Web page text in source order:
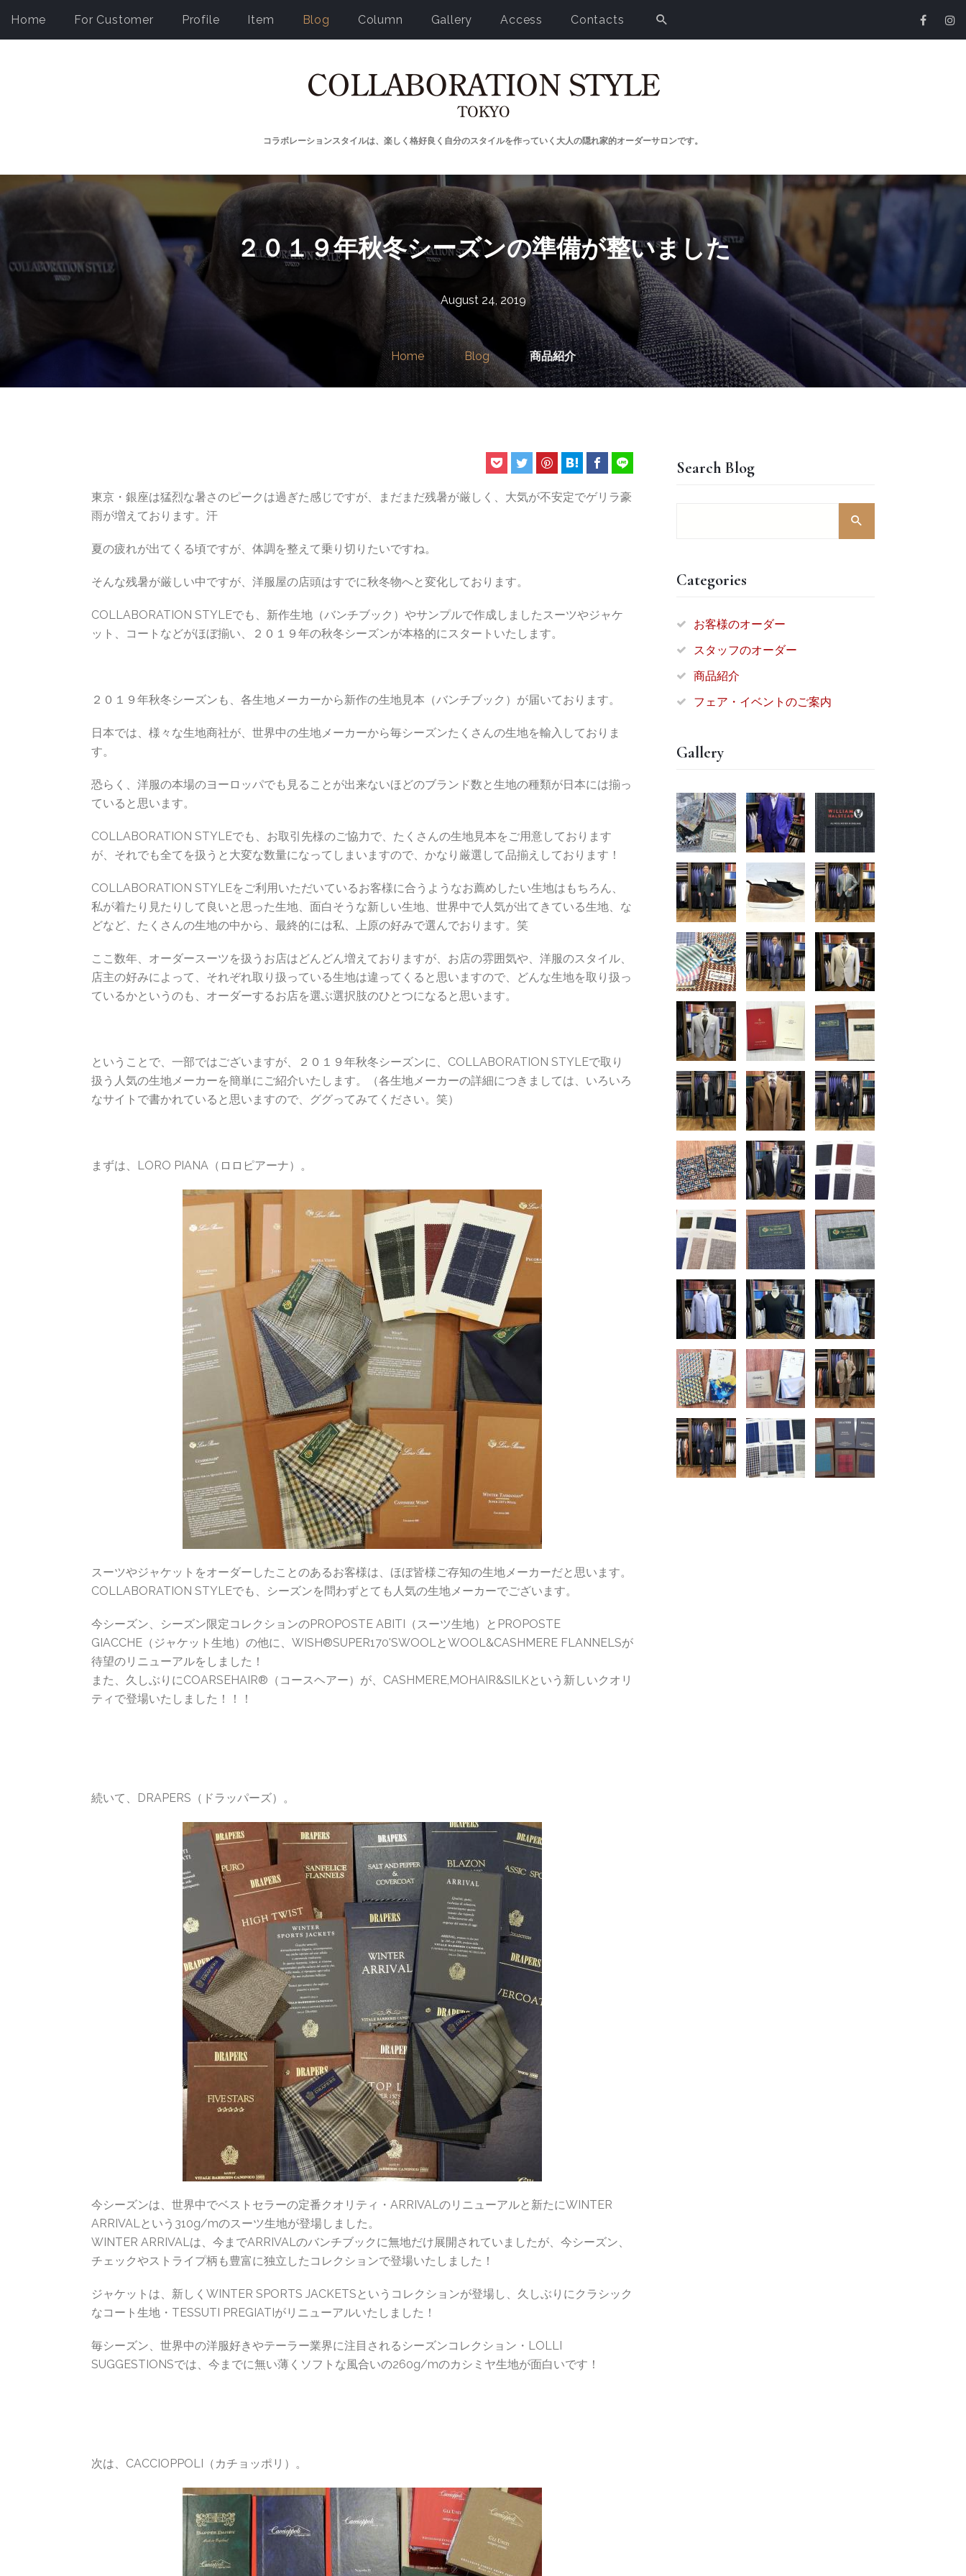
Home For Customer Profile Item Blog Column Gallery Access Contacts
コラボレーションスタイルは、楽しく格好良く自分のスタイルを作っていく大人の隠れ家的オーダーサロンです。
２０１９年秋冬シーズンの準備が整いました
August 24, 2019
Home Blog 商品紹介
東京・銀座は猛烈な暑さのピークは過ぎた感じですが、まだまだ残暑が厳しく、大気が不安定でゲリラ豪
雨が増えております。汗
夏の疲れが出てくる頃ですが、体調を整えて乗り切りたいですね。
そんな残暑が厳しい中ですが、洋服屋の店頭はすでに秋冬物へと変化しております。
COLLABORATION STYLEでも、新作生地（バンチブック）やサンプルで作成しましたスーツやジャケ
ット、コートなどがほぼ揃い、２０１９年の秋冬シーズンが本格的にスタートいたします。
２０１９年秋冬シーズンも、各生地メーカーから新作の生地見本（バンチブック）が届いております。
日本では、様々な生地商社が、世界中の生地メーカーから毎シーズンたくさんの生地を輸入しておりま
す。
恐らく、洋服の本場のヨーロッパでも見ることが出来ないほどのブランド数と生地の種類が日本には揃っ
ていると思います。
COLLABORATION STYLEでも、お取引先様のご協力で、たくさんの生地見本をご用意しております
が、それでも全てを扱うと大変な数量になってしまいますので、かなり厳選して品揃えしております！
COLLABORATION STYLEをご利用いただいているお客様に合うようなお薦めしたい生地はもちろん、
私が着たり見たりして良いと思った生地、面白そうな新しい生地、世界中で人気が出てきている生地、な
どなど、たくさんの生地の中から、最終的には私、上原の好みで選んでおります。笑
ここ数年、オーダースーツを扱うお店はどんどん増えておりますが、お店の雰囲気や、洋服のスタイル、
店主の好みによって、それぞれ取り扱っている生地は違ってくると思いますので、どんな生地を取り扱っ
ているかというのも、オーダーするお店を選ぶ選択肢のひとつになると思います。
ということで、一部ではございますが、２０１９年秋冬シーズンに、COLLABORATION STYLEで取り
扱う人気の生地メーカーを簡単にご紹介いたします。（各生地メーカーの詳細につきましては、いろいろ
なサイトで書かれていると思いますので、ググってみてください。笑）
まずは、LORO PIANA（ロロピアーナ）。
スーツやジャケットをオーダーしたことのあるお客様は、ほぼ皆様ご存知の生地メーカーだと思います。
COLLABORATION STYLEでも、シーズンを問わずとても人気の生地メーカーでございます。
今シーズン、シーズン限定コレクションのPROPOSTE ABITI（スーツ生地）とPROPOSTE
GIACCHE（ジャケット生地）の他に、WISH®SUPER170'SWOOLとWOOL&CASHMERE FLANNELSが
待望のリニューアルをしました！
また、久しぶりにCOARSEHAIR®（コースヘアー）が、CASHMERE,MOHAIR&SILKという新しいクオリ
ティで登場いたしました！！！
続いて、DRAPERS（ドラッパーズ）。
今シーズンは、世界中でベストセラーの定番クオリティ・ARRIVALのリニューアルと新たにWINTER
ARRIVALという310g/mのスーツ生地が登場しました。
WINTER ARRIVALは、今までARRIVALのバンチブックに無地だけ展開されていましたが、今シーズン、
チェックやストライプ柄も豊富に独立したコレクションで登場いたしました！
ジャケットは、新しくWINTER SPORTS JACKETSというコレクションが登場し、久しぶりにクラシック
なコート生地・TESSUTI PREGIATIがリニューアルいたしました！
毎シーズン、世界中の洋服好きやテーラー業界に注目されるシーズンコレクション・LOLLI
SUGGESTIONSでは、今までに無い薄くソフトな風合いの260g/mのカシミヤ生地が面白いです！
次は、CACCIOPPOLI（カチョッポリ）。
Search Blog
Categories
お客様のオーダー
スタッフのオーダー
商品紹介
フェア・イベントのご案内
Gallery